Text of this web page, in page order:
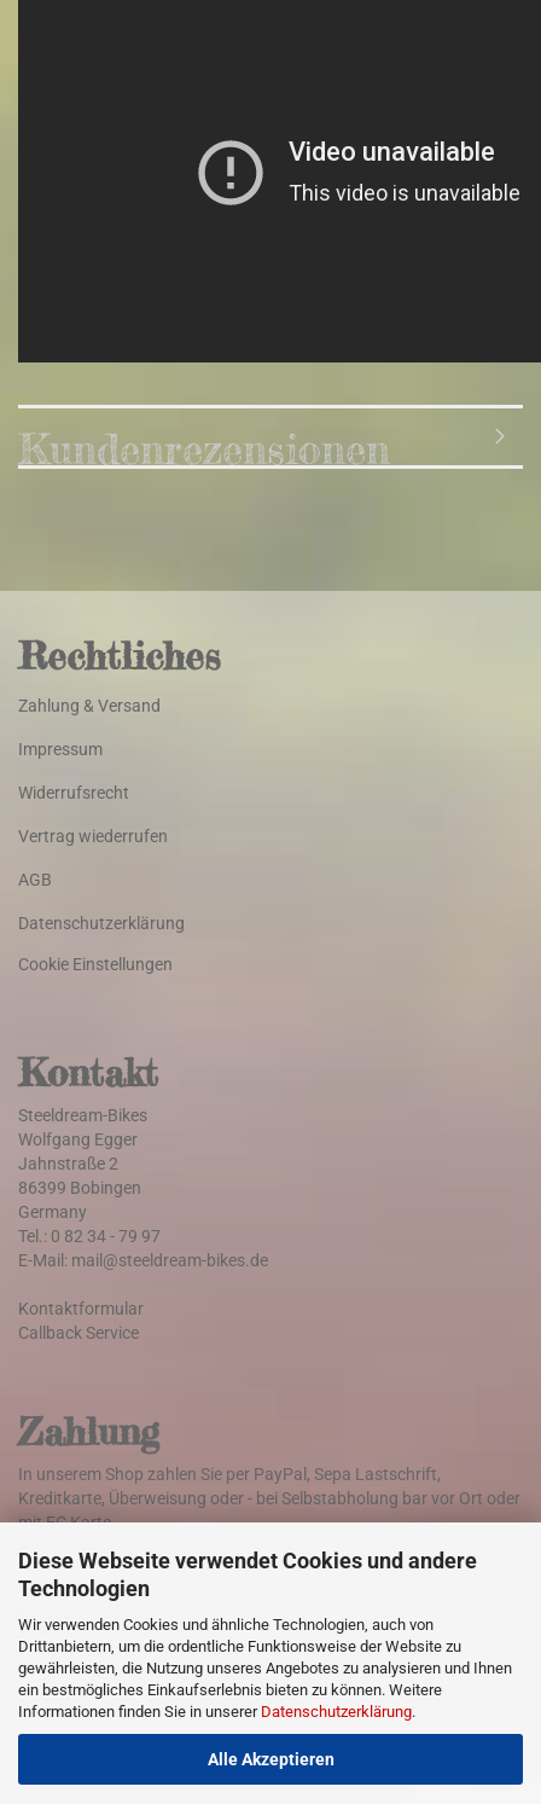
Diese Webseite verwendet Cookies und andere
Technologien
Wir verwenden Cookies und ähnliche Technologien, auch von
Drittanbietern, um die ordentliche Funktionsweise der Website zu
gewährleisten, die Nutzung unseres Angebotes zu analysieren und Ihnen
ein bestmögliches Einkaufserlebnis bieten zu können. Weitere
Informationen finden Sie in unserer Datenschutzerklärung.
Alle Akzeptieren
Kundenrezensionen
Rechtliches
Zahlung & Versand
Impressum
Widerrufsrecht
Vertrag wiederrufen
AGB
Datenschutzerklärung
Cookie Einstellungen
Kontakt
Steeldream-Bikes
Wolfgang Egger
Jahnstraße 2
86399 Bobingen
Germany
Tel.: 0 82 34 - 79 97
E-Mail: mail@steeldream-bikes.de
Kontaktformular
Callback Service
Zahlung
In unserem Shop zahlen Sie per PayPal, Sepa Lastschrift,
Kreditkarte, Überweisung oder - bei Selbstabholung bar vor Ort oder
mit EC Karte.
Versand
Die Lieferung der Ware erfolgt weltweit mit DHL
Klicken Sie hier für Informationen zu den Versandkosten